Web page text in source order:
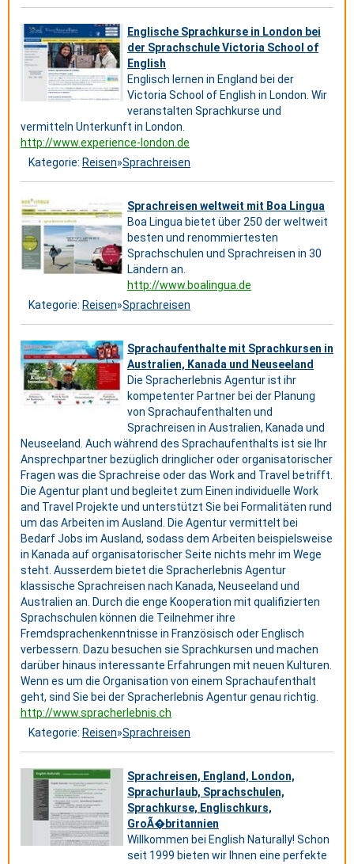
Englische Sprachkurse in London bei
der Sprachschule Victoria School of
English
Englisch lernen in England bei der
Victoria School of English in London. Wir
veranstalten Sprachkurse und
vermitteln Unterkunft in London.
http://www.experience-london.de
Kategorie: Reisen»Sprachreisen
Sprachreisen weltweit mit Boa Lingua
Boa Lingua bietet über 250 der weltweit
besten und renommiertesten
Sprachschulen und Sprachreisen in 30
Ländern an.
http://www.boalingua.de
Kategorie: Reisen»Sprachreisen
Sprachaufenthalte mit Sprachkursen in
Australien, Kanada und Neuseeland
Die Spracherlebnis Agentur ist ihr
kompetenter Partner bei der Planung
von Sprachaufenthalten und
Sprachreisen in Australien, Kanada und
Neuseeland. Auch während des Sprachaufenthalts ist sie Ihr
Ansprechpartner bezüglich dringlicher oder organisatorischer
Fragen was die Sprachreise oder das Work and Travel betrifft.
Die Agentur plant und begleitet zum Einen individuelle Work
and Travel Projekte und unterstützt Sie bei Formalitäten rund
um das Arbeiten im Ausland. Die Agentur vermittelt bei
Bedarf Jobs im Ausland, sodass dem Arbeiten beispielsweise
in Kanada auf organisatorischer Seite nichts mehr im Wege
steht. Ausserdem bietet die Spracherlebnis Agentur
klassische Sprachreisen nach Kanada, Neuseeland und
Australien an. Durch die enge Kooperation mit qualifizierten
Sprachschulen können die Teilnehmer ihre
Fremdsprachenkenntnisse in Französisch oder Englisch
verbessern. Dazu besuchen sie Sprachkursen und machen
darüber hinaus interessante Erfahrungen mit neuen Kulturen.
Wenn es um die Organisation von einem Sprachaufenthalt
geht, sind Sie bei der Spracherlebnis Agentur genau richtig.
http://www.spracherlebnis.ch
Kategorie: Reisen»Sprachreisen
Sprachreisen, England, London,
Sprachurlaub, Sprachschulen,
Sprachkurse, Englischkurs,
GroÃ�britannien
Willkommen bei English Naturally! Schon
seit 1999 bieten wir Ihnen eine perfekte